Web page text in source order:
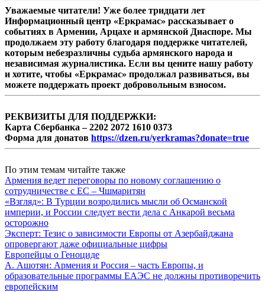
Уважаемые читатели! Уже более тридцати лет
Информационный центр «Еркрамас» рассказывает о
событиях в Армении, Арцахе и армянской Диаспоре. Мы
продолжаем эту работу благодаря поддержке читателей,
которым небезразличны судьба армянского народа и
независимая журналистика. Если вы цените нашу работу
и хотите, чтобы «Еркрамас» продолжал развиваться, вы
можете поддержать проект добровольным взносом.
РЕКВИЗИТЫ ДЛЯ ПОДДЕРЖКИ:
Карта Сбербанка – 2202 2072 1610 0373
Форма для донатов https://dzen.ru/yerkramas?donate=true
По этим темам читайте также
Армения ведет переговоры по новому соглашению о
сотрудничестве с ЕС – Чшмаритян
«Взгляд»: В Турции возродились мысли об Османской
империи, и России следует вести дела с Анкарой весьма
осторожно
Эксперт: Тезис о зависимости Европы от Азербайджана
опровергают даже официальные цифры
Европейцы о Геноциде
А. Ашотян: Армения и Россия – часть Европы, и
образовательные программы ЕАЭС не должны противоречить
европейским